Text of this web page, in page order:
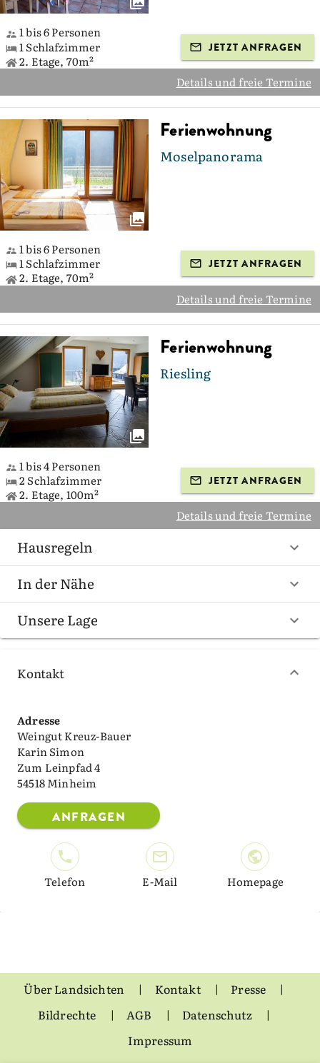
1 bis 6 Personen
1 Schlafzimmer
2. Etage, 70m²
JETZT ANFRAGEN
Details und freie Termine
Ferienwohnung
Moselpanorama
1 bis 6 Personen
1 Schlafzimmer
2. Etage, 70m²
JETZT ANFRAGEN
Details und freie Termine
Ferienwohnung
Riesling
1 bis 4 Personen
2 Schlafzimmer
2. Etage, 100m²
JETZT ANFRAGEN
Details und freie Termine
Hausregeln
In der Nähe
Unsere Lage
Kontakt
Adresse
Weingut Kreuz-Bauer
Karin Simon
Zum Leinpfad 4
54518 Minheim
ANFRAGEN
Telefon E-Mail Homepage
Über Landsichten Kontakt
Presse
Bildrechte
AGB
Datenschutz
Impressum